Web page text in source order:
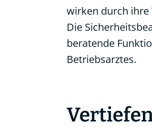
wirken durch ihre
Die
beratende
Betriebsarztes.